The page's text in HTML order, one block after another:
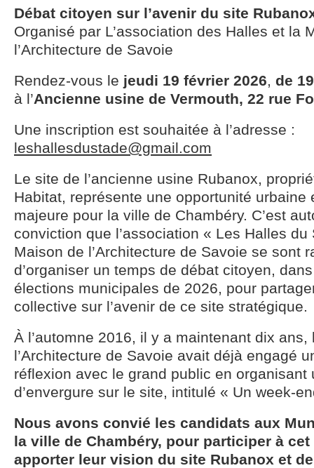
Débat citoyen sur l’avenir du site
Organisé par L’association des Halles et la
l’Architecture de Savoie
Rendez-vous le jeudi 19 février 2026, de
à l’Ancienne usine de Vermouth, 22 rue
Une inscription est souhaitée à l’adresse :
leshallesdustade@gmail.com
Le site de l’ancienne usine Rubanox,
Habitat, représente une opportunité urbaine
majeure pour la ville de Chambéry. C’est
conviction que l’association « Les Halles du
Maison de l’Architecture de Savoie se sont
d’organiser un temps de débat citoyen,
élections municipales de 2026, pour
collective sur l’avenir de ce site stratégique.
À l’automne 2016, il y a maintenant dix ans,
l’Architecture de Savoie avait déjà engagé
réflexion avec le grand public en organisant
d’envergure sur le site, intitulé « Un week-
Nous avons convié les candidats aux
la ville de Chambéry, pour participer à
apporter leur vision du site Rubanox et